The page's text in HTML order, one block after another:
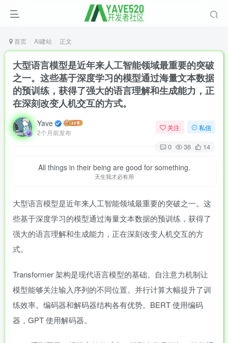
首页 AI建站 正文
大型语言模型是近年来人工智能领域最重要的突破
之一。这些基于深度学习的模型通过海量文本数据
的预训练，获得了强大的语言理解和生成能力，正
在深刻改变人机交互的方式。
Yave
2个月前发布
关注 私信
0 36 14
All things in their being are good for something.
天生我才必有用
大型语言模型是近年来人工智能领域最重要的突破之一。这
些基于深度学习的模型通过海量文本数据的预训练，获得了
强大的语言理解和生成能力，正在深刻改变人机交互的方
式。
Transformer 架构是现代语言模型的基础。自注意力机制让
模型能够关注输入序列的不同位置。并行计算大幅提升了训
练效率。编码器和解码器结构各有优势。BERT 使用编码
器，GPT 使用解码器。